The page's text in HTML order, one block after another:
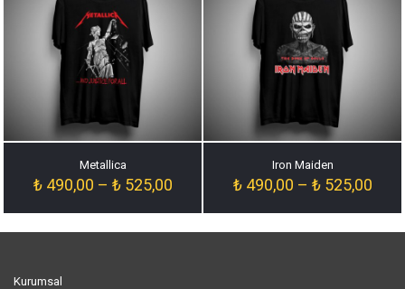
Metallica
₺490,00 – ₺525,00Fiyat
₺ 490,00
-
Iron Maiden
₺490,00 – ₺525,00Fiyat
₺
-
Kurumsal